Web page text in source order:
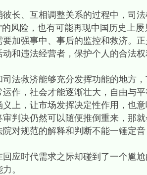
长、互相调整关系的过程中，司
的风险，也有可能再现中国历史上
要加强事中、事后的监控和救济。
和违法经营者，保护个人的合法
法救济能够充分发挥功能的地方
作，社会才能逐渐壮大，自由与
上，让市场发挥决定性作用，也
判决仍然可以随便推倒重来，那
院对规范的解释和判断不能一锤定
应时代需求之际却碰到了一个尴
。